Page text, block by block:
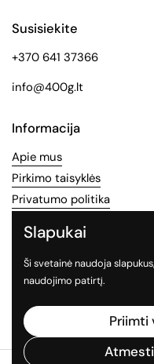
Susisiekite
+370 641 37366
info@400g.lt
Informacija
Apie mus
Pirkimo taisyklės
Privatumo politika
Socialinės medijos
Sekite mus socialiniuose
Facebook
Slapukai
Ši svetainė naudoja
naudojimo patirtį.
Priimti